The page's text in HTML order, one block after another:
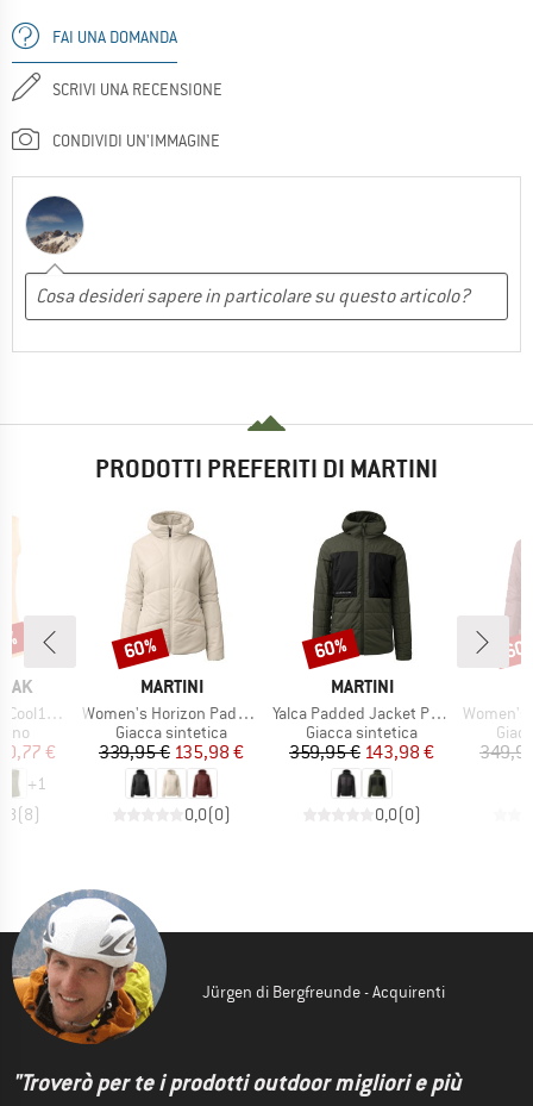
FAI UNA DOMANDA
SCRIVI UNA RECENSIONE
CONDIVIDI UN'IMMAGINE
PRODOTTI PREFERITI DI MARTINI
Tank
ridotto
€
+1
(8)
MARCHIO
MARTINI
Articolo
Women's Horizon Padded Jacket Primaloft
Gruppo di prodotti
Giacca sintetica
Prezzo
339,95 €Prezzo ridotto
135,98 €
0,0(0)
Sconto
60%
MARCHIO
MARTINI
Articolo
Yalca Padded Jacket Primaloft
Gruppo di prodotti
Giacca sintetica
Prezzo
359,95 €Prezzo ridotto
143,98 €
0,0(0)
Sconto
60%
Articolo
Women's
Jürgen di Bergfreunde - Acquirenti
"Troverò per te i prodotti outdoor migliori e più